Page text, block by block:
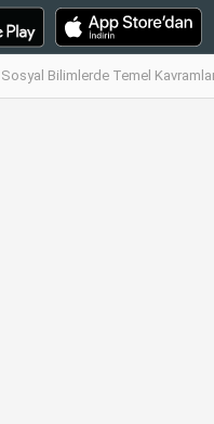
Sosyal Bilimlerde Temel